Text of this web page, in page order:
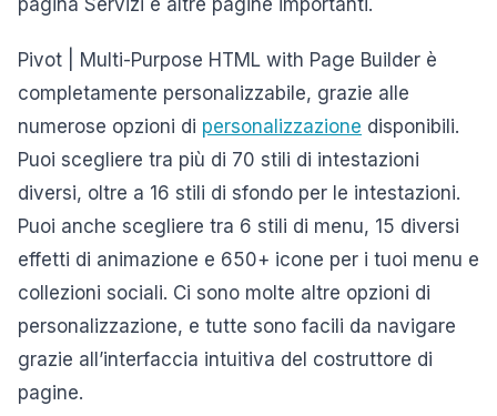
pagina Servizi e altre pagine importanti.
Pivot | Multi-Purpose HTML with Page Builder è
completamente personalizzabile, grazie alle
numerose opzioni di personalizzazione disponibili.
Puoi scegliere tra più di 70 stili di intestazioni
diversi, oltre a 16 stili di sfondo per le intestazioni.
Puoi anche scegliere tra 6 stili di menu, 15 diversi
effetti di animazione e 650+ icone per i tuoi menu e
collezioni sociali. Ci sono molte altre opzioni di
personalizzazione, e tutte sono facili da navigare
grazie all’interfaccia intuitiva del costruttore di
pagine.